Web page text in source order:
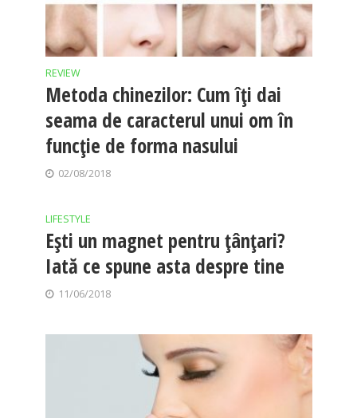
REVIEW
Metoda chinezilor: Cum îţi dai
seama de caracterul unui om în
funcţie de forma nasului
02/08/2018
LIFESTYLE
Ești un magnet pentru țânțari?
Iată ce spune asta despre tine
11/06/2018